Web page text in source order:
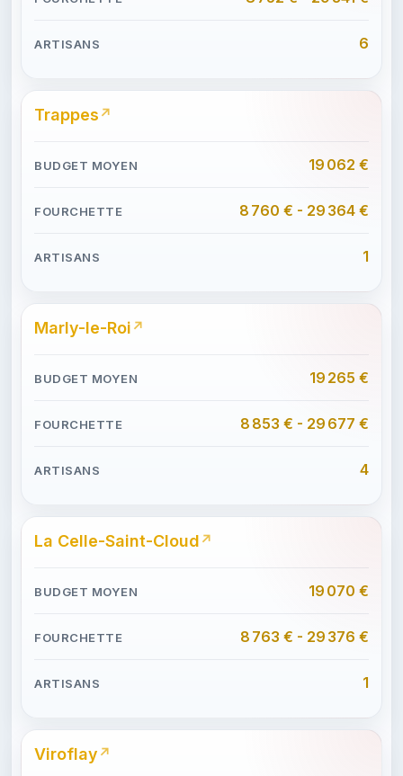
6
Trappes
19 062 €
8 760 € - 29 364 €
1
Marly-le-Roi
19 265 €
8 853 € - 29 677 €
4
La Celle-Saint-Cloud
19 070 €
8 763 € - 29 376 €
1
Viroflay